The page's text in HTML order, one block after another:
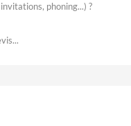
phoning...) ?